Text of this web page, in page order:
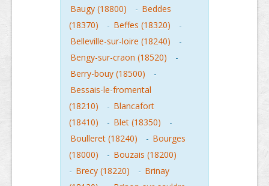
Baugy (18800)
- Beddes
(18370)
- Beffes (18320)
-
Belleville-sur-loire (18240)
-
Bengy-sur-craon (18520)
-
Berry-bouy (18500)
-
Bessais-le-fromental
(18210)
- Blancafort
(18410)
- Blet (18350)
-
Boulleret (18240)
- Bourges
(18000)
- Bouzais (18200)
- Brecy (18220) - Brinay